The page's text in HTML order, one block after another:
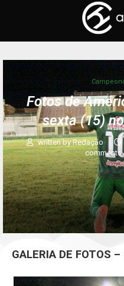
Fotos de
sexta (15)
written byRedação
comments
GALERIA DE FOTOS